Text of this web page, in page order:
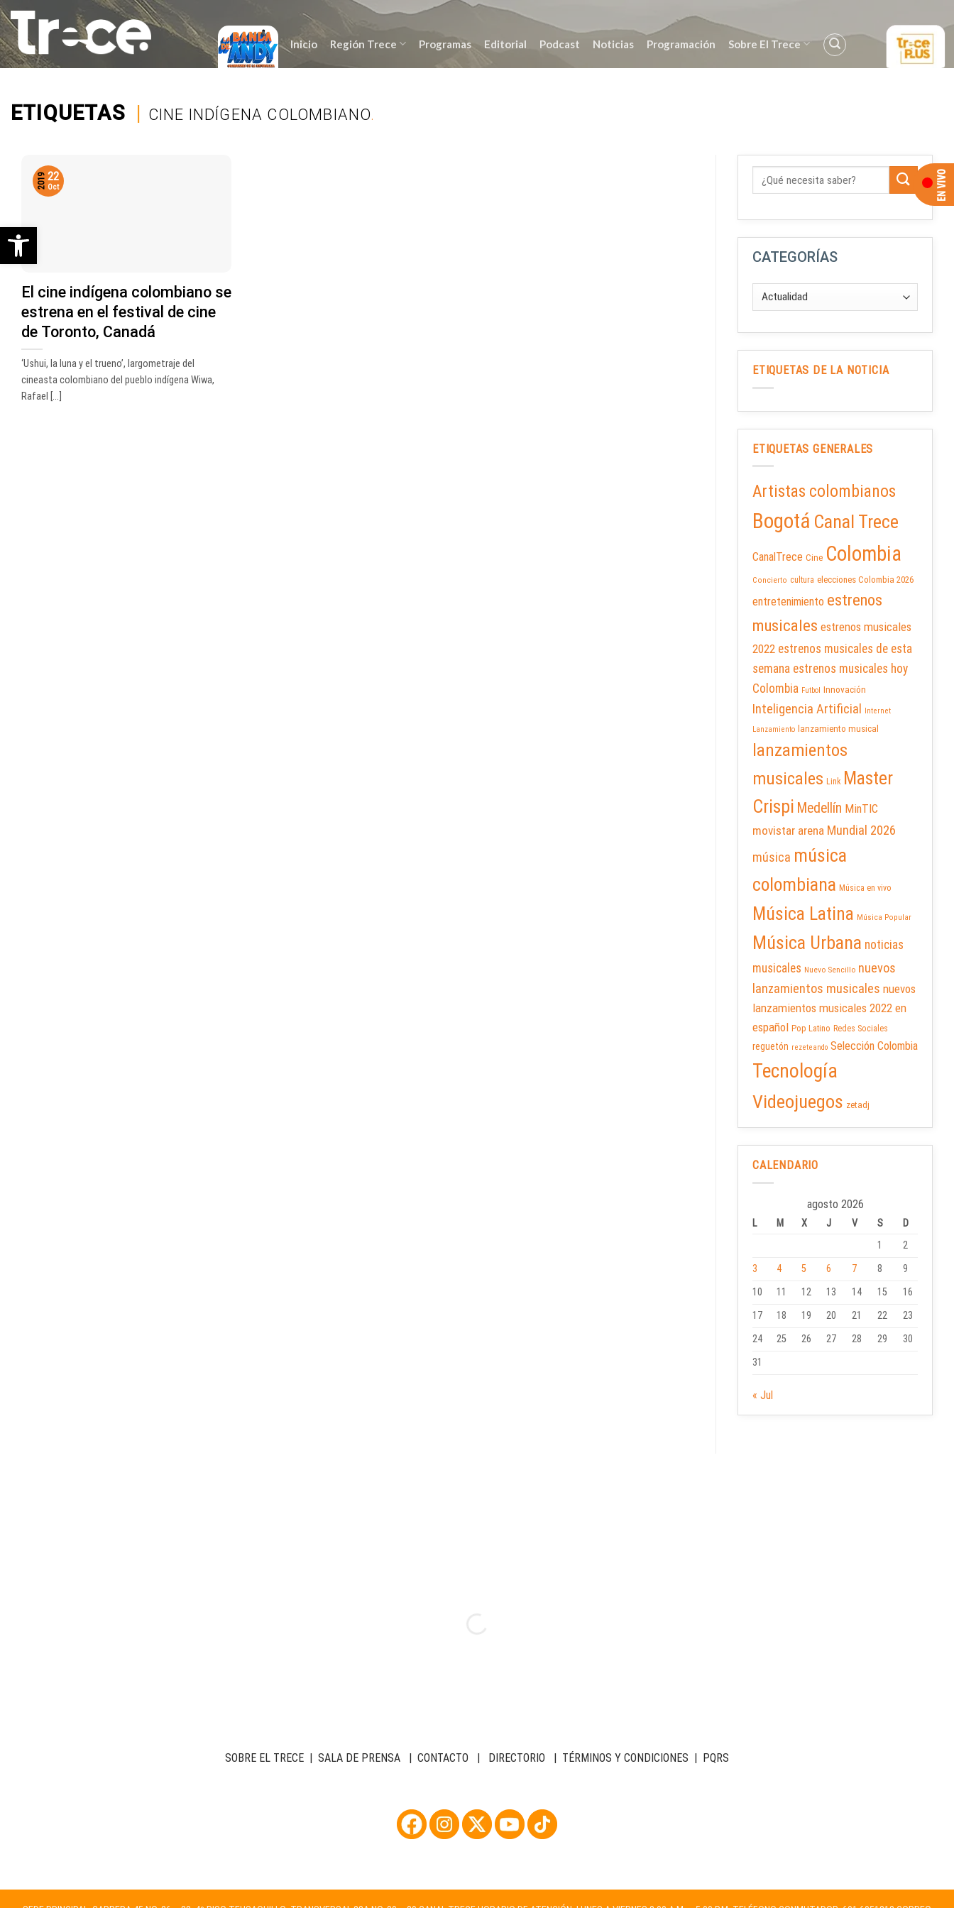
Saltar
al
contenido
Inicio Región Trece Programas Editorial Podcast Noticias Programación Sobre El Trece
ETIQUETAS | CINE INDÍGENA COLOMBIANO.
El cine indígena colombiano se
estrena en el festival de cine
de Toronto, Canadá
‘Ushui, la luna y el trueno’, largometraje del
cineasta colombiano del pueblo indígena Wiwa,
Rafael [...]
22
Oct
2019
CATEGORÍAS
ETIQUETAS DE LA NOTICIA
ETIQUETAS GENERALES
Artistas colombianos
Bogotá Canal Trece
CanalTrece Cine Colombia
Concierto cultura elecciones Colombia 2026
entretenimiento estrenos
musicales estrenos musicales
2022 estrenos musicales de esta
semana estrenos musicales hoy
Colombia Futbol Innovación
Inteligencia Artificial
Internet
Lanzamiento
lanzamiento musical
lanzamientos
musicales Link Master
Crispi Medellín MinTIC
movistar arena Mundial 2026
música música
colombiana Música en vivo
Música Latina Música Popular
Música Urbana noticias
musicales Nuevo Sencillo nuevos
lanzamientos musicales nuevos
lanzamientos musicales 2022 en
español Pop Latino Redes Sociales
reguetón rezeteando Selección Colombia
Tecnología
Videojuegos zetadj
CALENDARIO
agosto 2026
L M X J V S
D
1
2
3
4 5 6 7 8
9
10
11 12 13 14 15
16
17
18 19 20 21 22
23
24
25 26 27 28 29
30
31
« Jul
SOBRE EL TRECE | SALA DE PRENSA | CONTACTO | DIRECTORIO | TÉRMINOS Y CONDICIONES | PQRS
Abrir barra de herramientas